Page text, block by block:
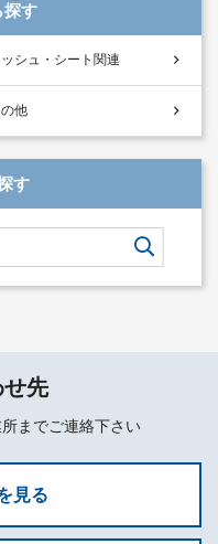
探す
ッシュ・シート関連
他
す
先
までご連絡下さい
見る